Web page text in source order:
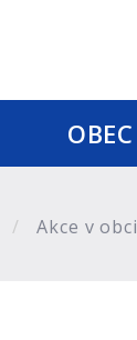
OBEC
Akce v obci